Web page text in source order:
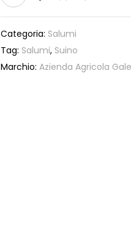
Categoria: Salumi
Tag: Salumi, Suino
Marchio: Azienda Agricola